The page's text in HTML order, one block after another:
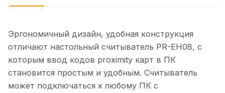
Эргономичный дизайн, удобная конструкция
отличают настольный считыватель PR-EH08, с
которым ввод кодов proximity карт в ПК
становится простым и удобным. Считыватель
может подключаться к любому ПК с